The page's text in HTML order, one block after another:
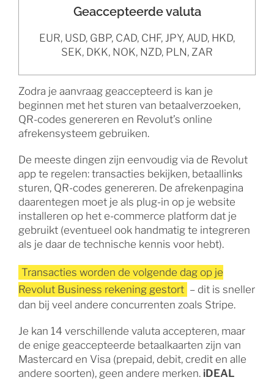
Geaccepteerde valuta
EUR, USD, GBP, CAD, CHF, JPY, AUD, HKD,
SEK, DKK, NOK, NZD, PLN, ZAR
Zodra je aanvraag geaccepteerd is kan je
beginnen met het sturen van betaalverzoeken,
QR-codes genereren en Revolut’s online
afrekensysteem gebruiken.
De meeste dingen zijn eenvoudig via de Revolut
app te regelen: transacties bekijken, betaallinks
sturen, QR-codes genereren. De afrekenpagina
daarentegen moet je als plug-in op je website
installeren op het e-commerce platform dat je
gebruikt (eventueel ook handmatig te integreren
als je daar de technische kennis voor hebt).
Transacties worden de volgende dag op je
Revolut Business rekening gestort – dit is sneller
dan bij veel andere concurrenten zoals Stripe.
Je kan 14 verschillende valuta accepteren, maar
de enige geaccepteerde betaalkaarten zijn van
Mastercard en Visa (prepaid, debit, credit en alle
andere soorten), geen andere merken. iDEAL